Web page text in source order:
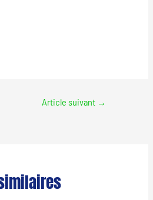
Article suivant →